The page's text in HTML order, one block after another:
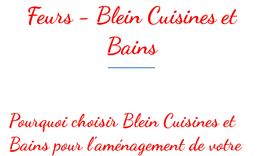
Feurs - Blein Cuisines et
Bains
Pourquoi choisir Blein Cuisines et
Bains pour l'aménagement de votre